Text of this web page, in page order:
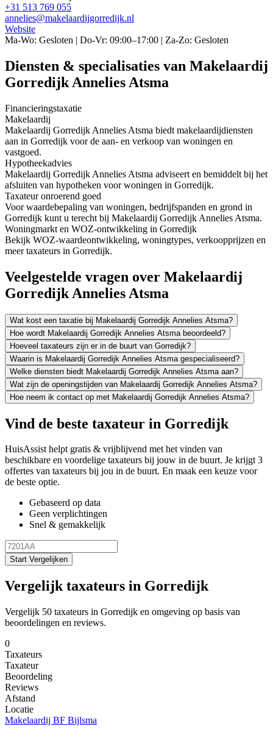
+31 513 769 055
annelies@makelaardijgorredijk.nl
Website
Ma-Wo: Gesloten | Do-Vr: 09:00–17:00 | Za-Zo: Gesloten
Diensten & specialisaties van Makelaardij
Gorredijk Annelies Atsma
Financieringstaxatie
Makelaardij
Makelaardij Gorredijk Annelies Atsma biedt makelaardijdiensten
aan in Gorredijk voor de aan- en verkoop van woningen en
vastgoed.
Hypotheekadvies
Makelaardij Gorredijk Annelies Atsma adviseert en bemiddelt bij het
afsluiten van hypotheken voor woningen in Gorredijk.
Taxateur onroerend goed
Voor waardebepaling van woningen, bedrijfspanden en grond in
Gorredijk kunt u terecht bij Makelaardij Gorredijk Annelies Atsma.
Woningmarkt en WOZ-ontwikkeling in Gorredijk
Bekijk WOZ-waardeontwikkeling, woningtypes, verkoopprijzen en
meer taxateurs in Gorredijk.
Veelgestelde vragen over Makelaardij
Gorredijk Annelies Atsma
Wat kost een taxatie bij Makelaardij Gorredijk Annelies Atsma?
Hoe wordt Makelaardij Gorredijk Annelies Atsma beoordeeld?
Hoeveel taxateurs zijn er in de buurt van Gorredijk?
Waarin is Makelaardij Gorredijk Annelies Atsma gespecialiseerd?
Welke diensten biedt Makelaardij Gorredijk Annelies Atsma aan?
Wat zijn de openingstijden van Makelaardij Gorredijk Annelies Atsma?
Hoe neem ik contact op met Makelaardij Gorredijk Annelies Atsma?
Vind de beste taxateur in Gorredijk
HuisAssist helpt gratis & vrijblijvend met het vinden van
beschikbare en voordelige taxateurs bij jouw in de buurt. Je krijgt 3
offertes van taxateurs bij jou in de buurt. En maak een keuze voor
de beste optie.
Gebaseerd op data
Geen verplichtingen
Snel & gemakkelijk
Start Vergelijken
Vergelijk taxateurs in Gorredijk
Vergelijk 50 taxateurs in Gorredijk en omgeving op basis van
beoordelingen en reviews.
0
Taxateurs
Taxateur
Beoordeling
Reviews
Afstand
Locatie
Makelaardij BF Bijlsma